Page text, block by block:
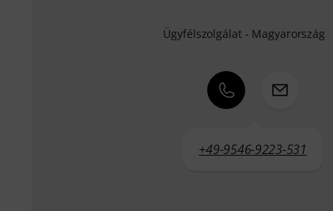
Ügyfélszolgálat - Magyarország
+49-9546-9223-531